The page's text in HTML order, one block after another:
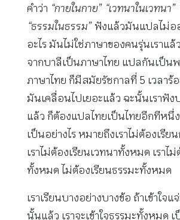
คำว่า “กายในกาย” “เวทนาในเวทนา
“ธรรมในธรรม” ฟังแล้วมันแปลไม่อ
อะไร มันไม่ใช่ภาษาของคนรุ่นเราแ
จากบาลีเป็นภาษาไทย แปลกันเป็นพ
ภาษาไทย ก็มีสมัยรัชกาลที่ 5 เวลาร้
มันเคลื่อนไปเยอะแล้ว ฉะนั้นเราฟังบ
แล้ว ก็ต้องแปลไทยเป็นไทยอีกทีหนึ่ง
เป็นอย่างไร หมายถึงเราไม่ต้องเรีย
เราไม่ต้องเรียนเวทนาทั้งหมด เราไ
ทั้งหมด ไม่ต้องเรียนธรรมะทั้งหมด
เราเรียนบางอย่างบางข้อ ถ้าเข้าใจแ
นั้นแล้ว เราจะเข้าใจธรรมะทั้งหมด